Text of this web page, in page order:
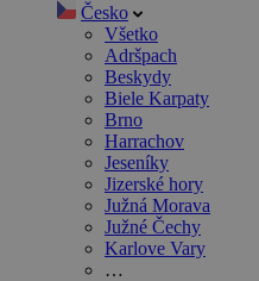
Česko
Všetko
Adršpach
Beskydy
Biele Karpaty
Brno
Harrachov
Jeseníky
Jizerské hory
Južná Morava
Južné Čechy
Karlove Vary
…